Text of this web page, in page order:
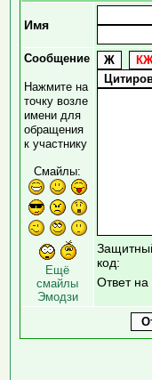
Имя
Сообщение
Нажмите на
точку возле
имени для
обращения
к участнику
Смайлы:
Ещё
смайлы
Эмодзи
код:
Ответ на